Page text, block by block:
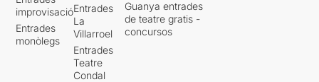
improvisació
Entrades
monòlegs
Entrades
La
Villarroel
Entrades
Teatre
Condal
Guanya entrades
de teatre gratis -
concursos